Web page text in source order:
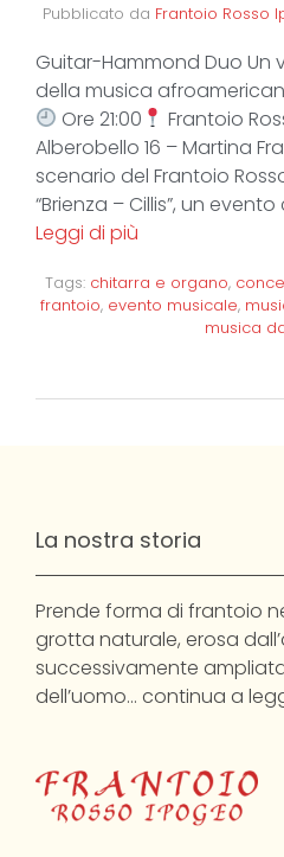
Pubblicato da Frantoio Rosso
Guitar-Hammond Duo Un
della musica
Ore 21:00
Frantoio
Alberobello 16 – Martina
scenario del Frantoio
“Brienza – Cillis”, un
Leggi di più
Tags: chitarra e organo,
frantoio, evento musicale,
musica
La nostra storia
Prende forma di frantoio
grotta naturale, erosa
successivamente
dell’uomo… continua a